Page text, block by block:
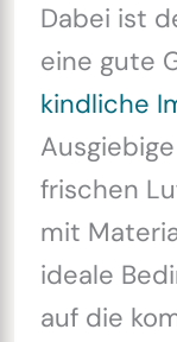
Dabei ist
eine gute
kindliche
frischen
mit
ideale
auf die